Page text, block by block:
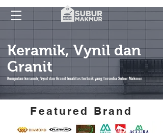
Keramik, Vynil dan
Granit
Kumpulan keramik, Vynil dan Granit kualitas terbaik yang tersedia Subur Makmur.
Featured Brand